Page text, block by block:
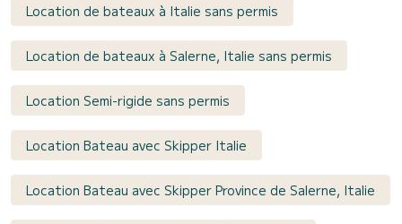
Location de bateaux à Italie sans permis
Location de bateaux à Salerne, Italie sans permis
Location Semi-rigide sans permis
Location Bateau avec Skipper Italie
Location Bateau avec Skipper Province de Salerne, Italie